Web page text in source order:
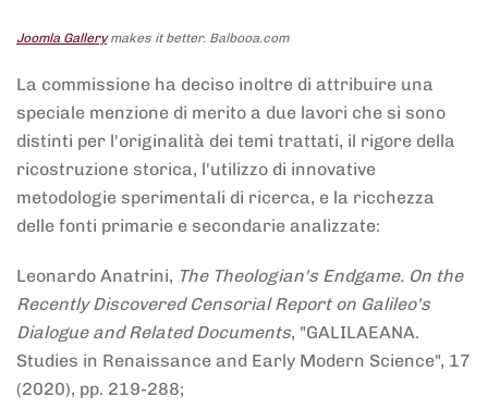
Joomla Gallerymakes it better. Balbooa.com
La commissione ha deciso inoltre di attribuire una
speciale menzione di merito a due lavori che si sono
distinti per l'originalità dei temi trattati, il rigore della
ricostruzione storica, l'utilizzo di innovative
metodologie sperimentali di ricerca, e la ricchezza
delle fonti primarie e secondarie analizzate:
Leonardo Anatrini, The Theologian's Endgame. On the
Recently Discovered Censorial Report on Galileo's
Dialogue and Related Documents, "GALILAEANA.
Studies in Renaissance and Early Modern Science", 17
(2020), pp. 219-288;